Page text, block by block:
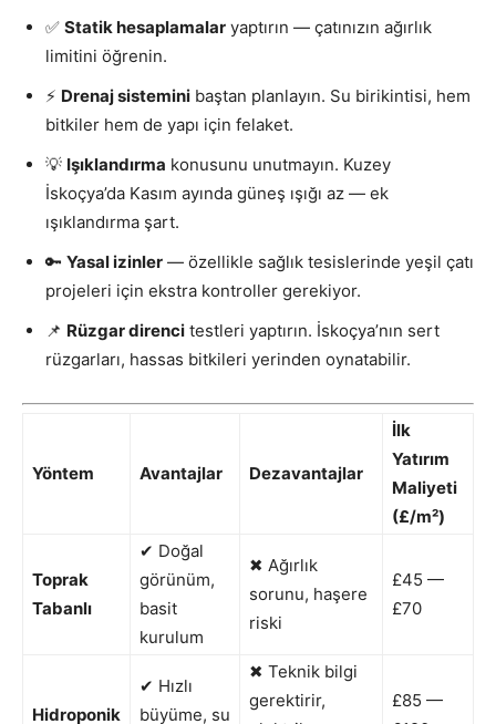
✅ Statik hesaplamalar yaptırın — çatınızın ağırlık
limitini öğrenin.
⚡ Drenaj sistemini baştan planlayın. Su birikintisi, hem
bitkiler hem de yapı için felaket.
💡 Işıklandırma konusunu unutmayın. Kuzey
İskoçya’da Kasım ayında güneş ışığı az — ek
ışıklandırma şart.
🔑 Yasal izinler — özellikle sağlık tesislerinde yeşil çatı
projeleri için ekstra kontroller gerekiyor.
📌 Rüzgar direnci testleri yaptırın. İskoçya’nın sert
rüzgarları, hassas bitkileri yerinden oynatabilir.
Yöntem Avantajlar Dezavantajlar
İlk
Yatırım
Maliyeti
(£/m²)
Toprak
Tabanlı
✔ Doğal
görünüm,
basit
kurulum
✖ Ağırlık
sorunu, haşere
riski
£45 —
£70
Hidroponik
✔ Hızlı
büyüme, su
✖ Teknik bilgi
gerektirir,
£85 —